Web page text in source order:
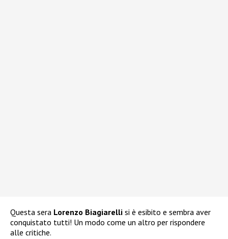
Questa sera Lorenzo Biagiarelli si è esibito e sembra aver
conquistato tutti! Un modo come un altro per rispondere
alle critiche.